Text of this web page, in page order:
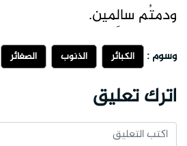
ودمتُم سالِمين.
وسوم : الكبائر الذنوب الصغائر
اترك تعليق